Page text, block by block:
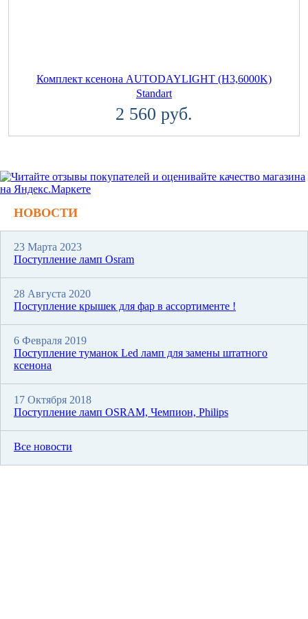
Комплект ксенона AUTODAYLIGHT (H3,6000K)
Standart
2 560 руб.
НОВОСТИ
23 Марта 2023
Поступление ламп Osram
28 Августа 2020
Поступление крышек для фар в ассортименте !
6 Февраля 2019
Поступление туманок Led ламп для замены штатного
ксенона
17 Октября 2018
Поступление ламп OSRAM, Чемпион, Philips
Все новости